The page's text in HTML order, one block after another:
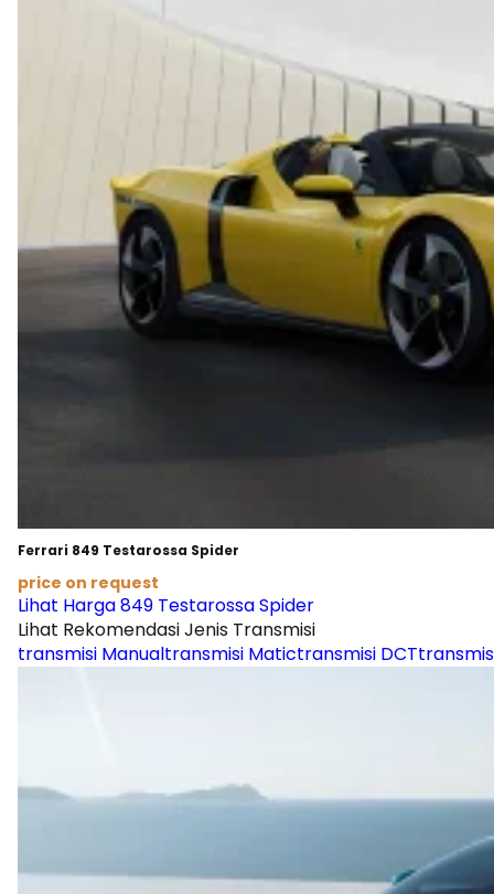
Ferrari 849 Testarossa Spider
price on request
Lihat Harga 849 Testarossa Spider
Lihat Rekomendasi Jenis Transmisi
transmisi Manualtransmisi Matictransmisi DCT